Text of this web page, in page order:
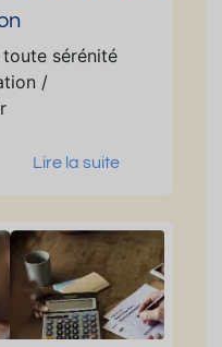
sérénité
/
Lire la suite